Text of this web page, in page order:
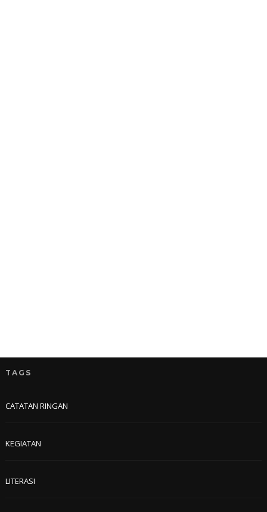
TAGS
CATATAN RINGAN
KEGIATAN
LITERASI